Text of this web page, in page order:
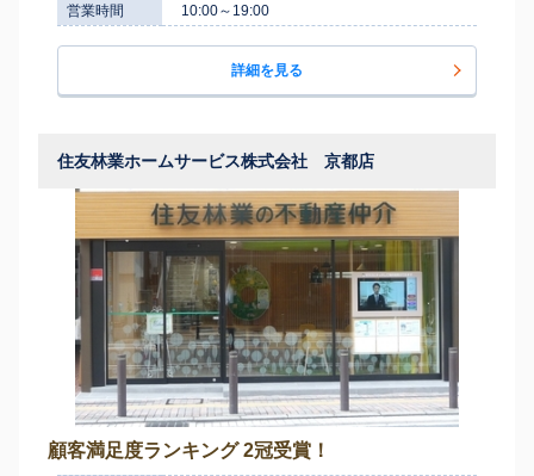
営業時間
10:00～19:00
詳細を見る
住友林業ホームサービス株式会社 京都店
顧客満足度ランキング 2冠受賞！